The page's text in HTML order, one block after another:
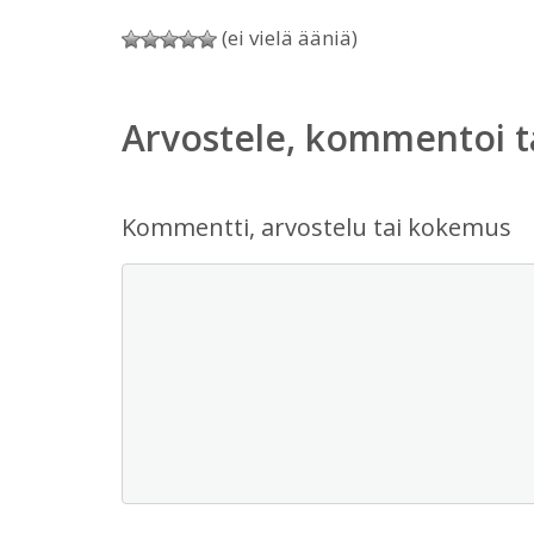
(ei vielä ääniä)
Arvostele, kommentoi
Kommentti, arvostelu tai kokemus